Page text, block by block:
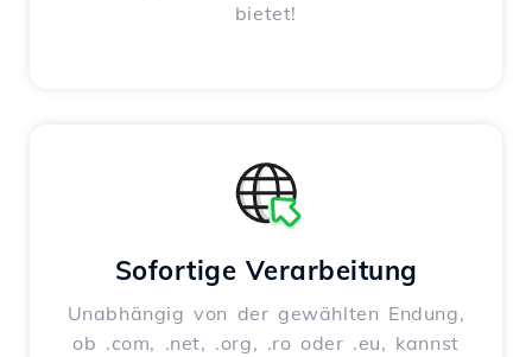
bietet!
Sofortige Verarbeitung
Unabhängig von der gewählten Endung,
ob .com, .net, .org, .ro oder .eu, kannst